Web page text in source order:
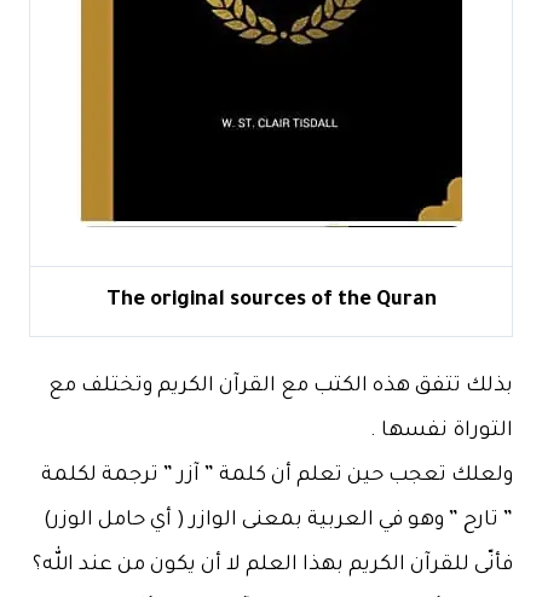
The original sources of the Quran
‎بذلك تتفق هذه الكتب مع القرآن الكريم وتختلف مع
التوراة نفسها .
‎ولعلك تعجب حين تعلم أن كلمة ” آزر ” ترجمة لكلمة
” تارح ” وهو في العربية بمعنى الوازر ( أي حامل الوزر)
فأنّى للقرآن الكريم بهذا العلم لا أن يكون من عند الله؟